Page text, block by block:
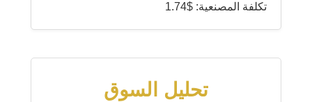
تكلفة المصنعية: $1.74
تحليل السوق